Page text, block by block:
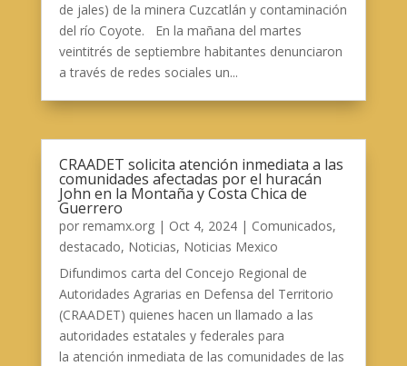
de jales) de la minera Cuzcatlán y contaminación
del río Coyote. En la mañana del martes
veintitrés de septiembre habitantes denunciaron
a través de redes sociales un...
CRAADET solicita atención inmediata a las
comunidades afectadas por el huracán
John en la Montaña y Costa Chica de
Guerrero
por remamx.org| Oct 4, 2024| Comunicados,
destacado, Noticias, Noticias Mexico
Difundimos carta del Concejo Regional de
Autoridades Agrarias en Defensa del Territorio
(CRAADET) quienes hacen un llamado a las
autoridades estatales y federales para
la atención inmediata de las comunidades de las